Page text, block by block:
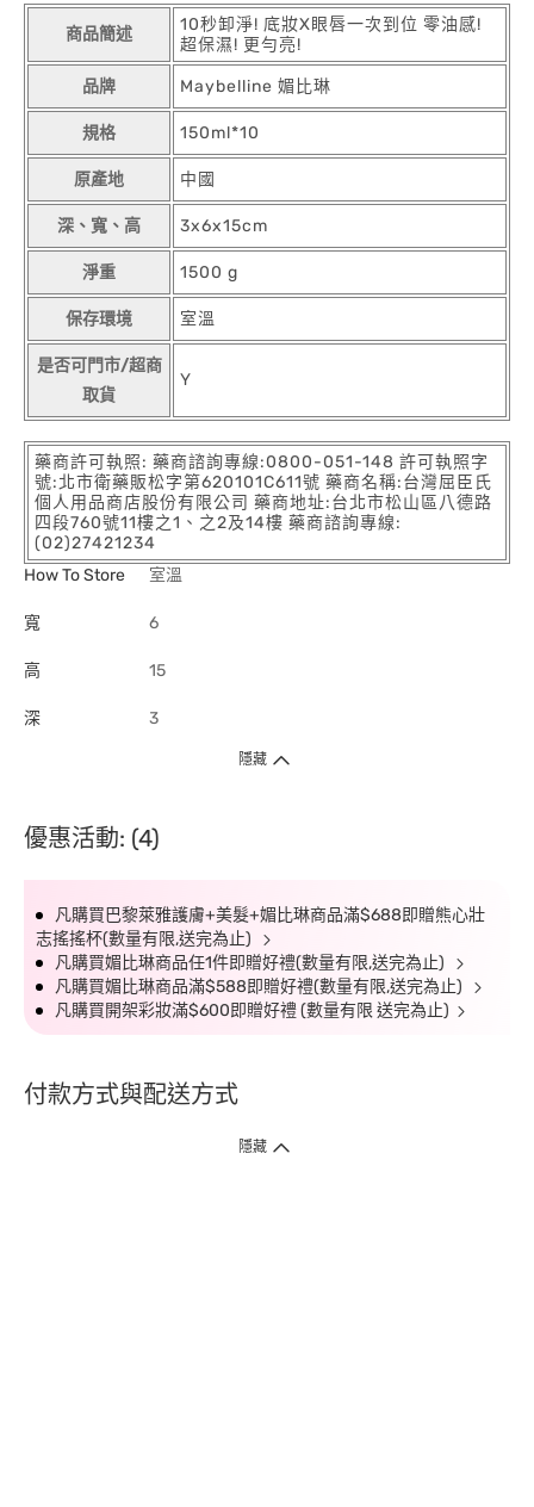
商品簡述
10秒卸淨! 底妝X眼唇一次到位 零油感!
超保濕! 更勻亮!
品牌 Maybelline 媚比琳
規格 150ml*10
原產地 中國
深、寬、高 3x6x15cm
淨重 1500 g
保存環境 室溫
是否可門市/超商
取貨
Y
藥商許可執照: 藥商諮詢專線:0800-051-148 許可執照字
號:北市衛藥販松字第620101C611號 藥商名稱:台灣屈臣氏
個人用品商店股份有限公司 藥商地址:台北市松山區八德路
四段760號11樓之1、之2及14樓 藥商諮詢專線:
(02)27421234
How To Store
室溫
寬 6
高 15
深 3
隱藏
優惠活動: (4)
凡購買巴黎萊雅護膚+美髮+媚比琳商品滿$688即贈熊心壯
志搖搖杯(數量有限,送完為止)
凡購買媚比琳商品任1件即贈好禮(數量有限,送完為止)
凡購買媚比琳商品滿$588即贈好禮(數量有限,送完為止)
凡購買開架彩妝滿$600即贈好禮 (數量有限 送完為止)
付款方式與配送方式
隱藏